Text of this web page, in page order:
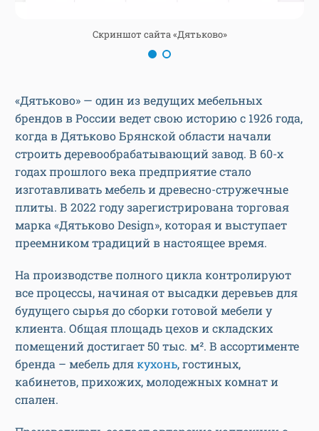
Скриншот сайта «Дятьково»
«Дятьково» — один из ведущих мебельных
брендов в России ведет свою историю с 1926 года,
когда в Дятьково Брянской области начали
строить деревообрабатывающий завод. В 60-х
годах прошлого века предприятие стало
изготавливать мебель и древесно-стружечные
плиты. В 2022 году зарегистрирована торговая
марка «Дятьково Design», которая и выступает
преемником традиций в настоящее время.
На производстве полного цикла контролируют
все процессы, начиная от высадки деревьев для
будущего сырья до сборки готовой мебели у
клиента. Общая площадь цехов и складских
помещений достигает 50 тыс. м². В ассортименте
бренда – мебель длякухонь, гостиных,
кабинетов, прихожих, молодежных комнат и
спален.